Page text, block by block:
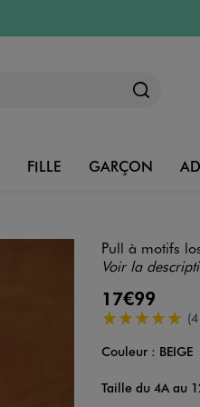
FILLE GARÇON
Pull à motifs
Voir la
17€99
5/5 de
Couleur
Couleur : BEIGE
Taille du 4A au